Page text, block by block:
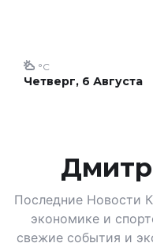
Четверг, 6 Августа
°C
Последние Новости
экономике и
свежие события и